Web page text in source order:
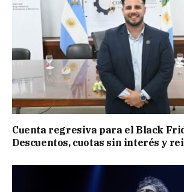
Cuenta regresiva para el Black
Descuentos, cuotas sin interés y